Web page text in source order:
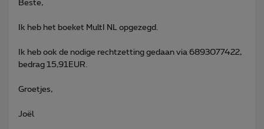
Beste,
Ik heb het boeket MultI NL opgezegd.
Ik heb ook de nodige rechtzetting gedaan via 6893077422,
bedrag 15,91EUR.
Groetjes,
Joël